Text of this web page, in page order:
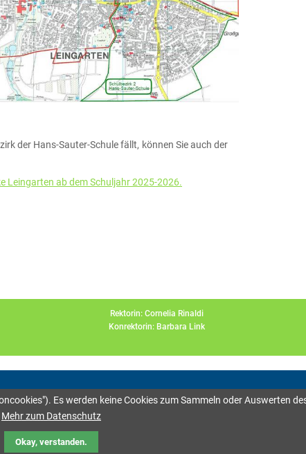
der Hans-Sauter-Schule fällt, können Sie auch der
Leingarten ab dem Schuljahr 2025-2026.
Rektorin: Cornelia Rinaldi
Konrektorin: Barbara Link
Es werden keine Cookies zum Sammeln oder Auswerten
Mehr zum Datenschutz
Okay, verstanden.